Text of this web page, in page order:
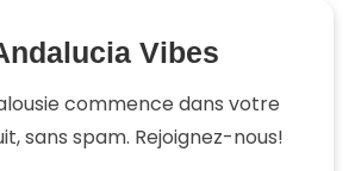
Vibes
commence dans votre
sans spam. Rejoignez-nous!